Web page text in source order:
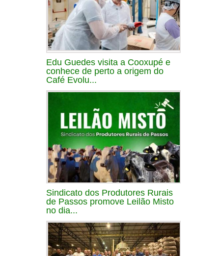
Edu Guedes visita a Cooxupé e
conhece de perto a origem do
Café Evolu...
Sindicato dos Produtores Rurais
de Passos promove Leilão Misto
no dia...